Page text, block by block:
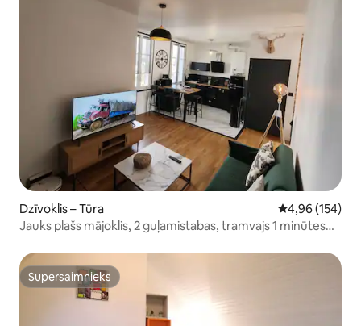
Dzīvoklis – Tūra Vidējais
4,96 (154)
Jauks plašs mājoklis, 2 guļamistabas, tramvajs 1 minūtes
Supersaimnieks
Supersaimnieks